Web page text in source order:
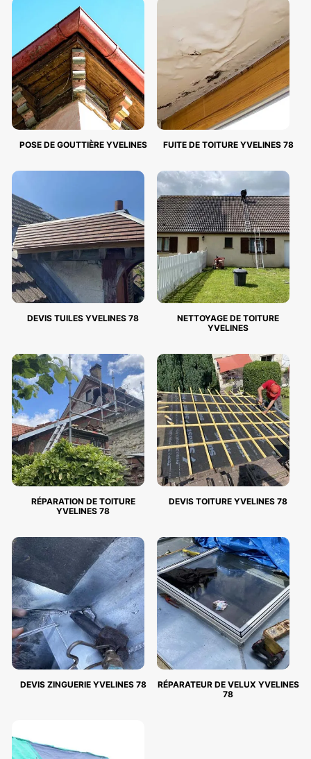
POSE DE GOUTTIÈRE YVELINES FUITE DE TOITURE YVELINES 78
DEVIS TUILES YVELINES 78
NETTOYAGE DE TOITURE
YVELINES
RÉPARATION DE TOITURE
YVELINES 78
DEVIS TOITURE YVELINES 78
DEVIS ZINGUERIE YVELINES 78
RÉPARATEUR DE VELUX YVELINES
78